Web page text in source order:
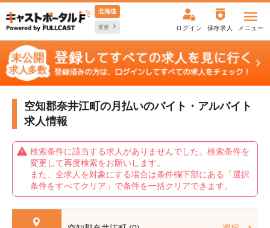
北海道
変更 ログイン 保存求人 メニュー
空知郡奈井江町の月払いのバイト・アルバイト
求人情報
検索条件に該当する求人がありませんでした。検索条件を
変更して再度検索をお願いします。
また、全求人を対象にする場合は条件欄下部にある「選択
条件をすべてクリア」で条件を一括クリアできます。